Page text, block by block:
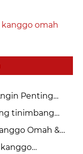
kanggo omah
Penting
tinimbang
Omah &
kanggo